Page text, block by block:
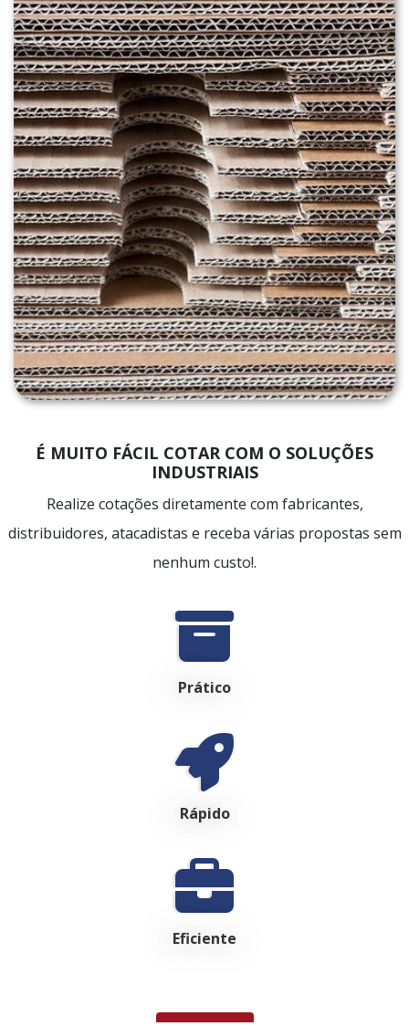
É MUITO FÁCIL COTAR COM O SOLUÇÕES
INDUSTRIAIS
Realize cotações diretamente com fabricantes,
distribuidores, atacadistas e receba várias propostas sem
nenhum custo!.
Prático
Rápido
Eficiente